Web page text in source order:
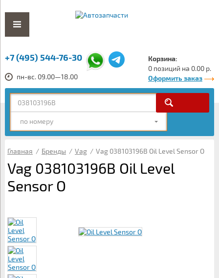
+7 (495) 544-76-30
пн-вс. 09.00—18.00
Корзина:
0 позиций на 0.00 р.
Оформить заказ
по номеру
Главная / Бренды / Vag / Vag 038103196B Oil Level Sensor O
Vag 038103196B Oil Level
Sensor O